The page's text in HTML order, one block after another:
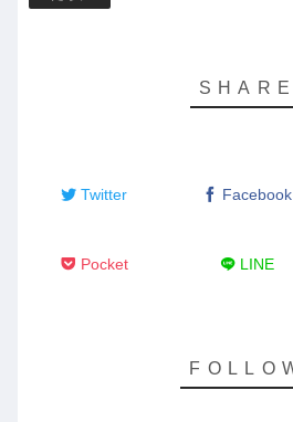
Twitter Facebook
Pocket LINE